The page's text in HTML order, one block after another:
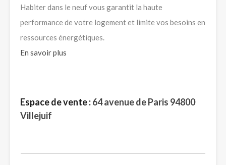
Habiter dans le neuf vous garantit la haute
performance de votre logement et limite vos besoins en
ressources énergétiques.
En savoir plus
Espace de vente :64 avenue de Paris 94800
Villejuif